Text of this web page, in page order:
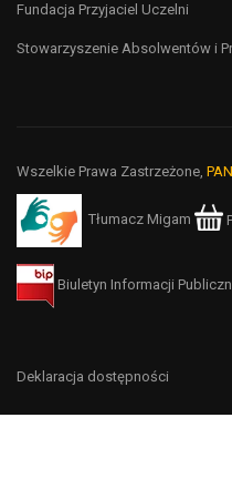
Fundacja Przyjaciel Uczelni
Stowarzyszenie Absolwentów i
Wszelkie Prawa Zastrzeżone,
Tłumacz Migam
Biuletyn Informacji
Deklaracja dostępności